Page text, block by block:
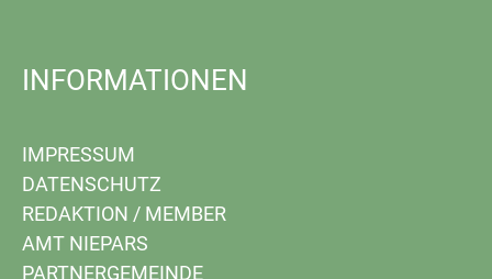
INFORMATIONEN
IMPRESSUM
DATENSCHUTZ
REDAKTION / MEMBER
AMT NIEPARS
PARTNERGEMEINDE